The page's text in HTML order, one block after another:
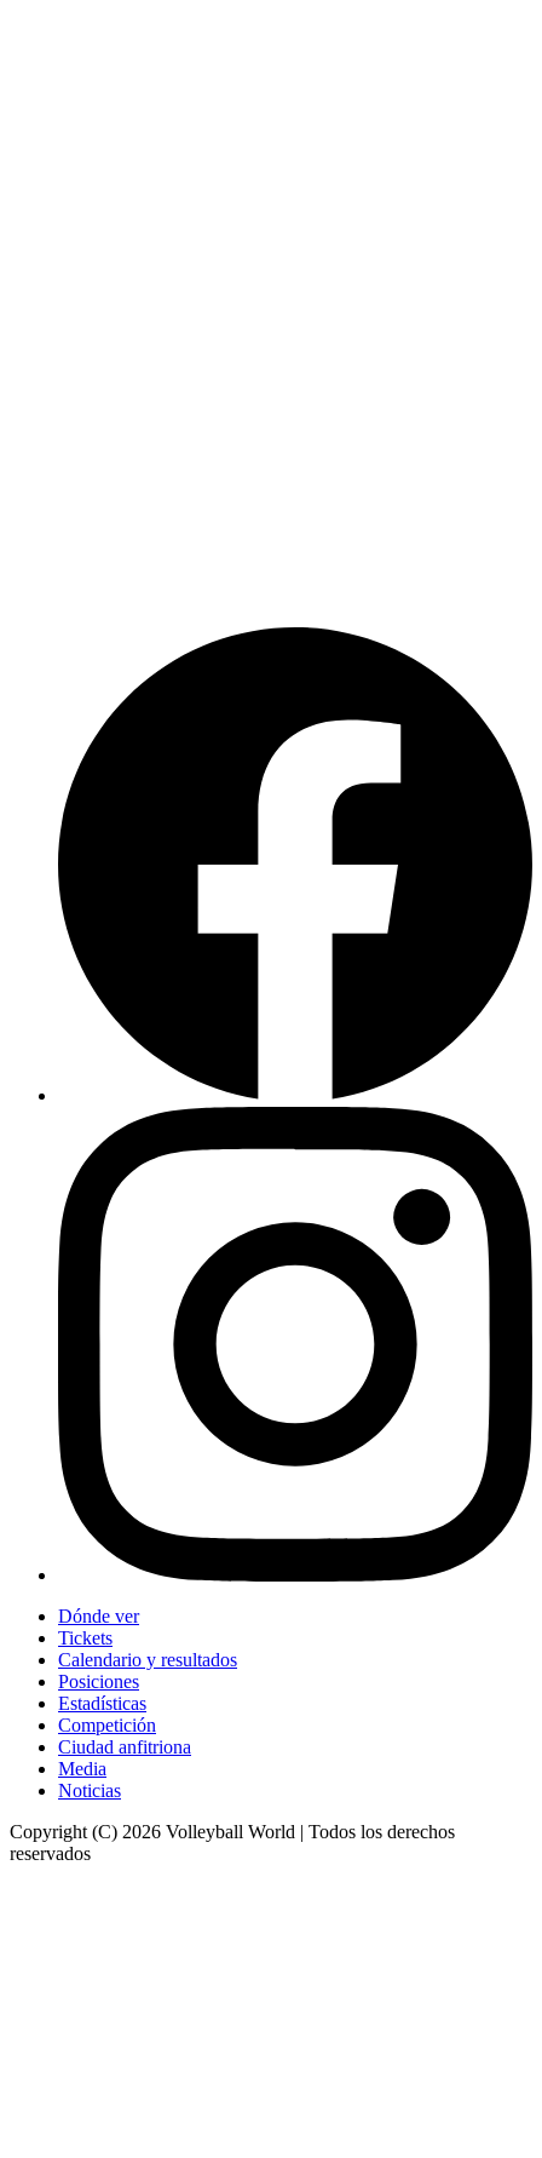
Dónde ver
Tickets
Calendario y resultados
Posiciones
Estadísticas
Competición
Ciudad anfitriona
Media
Noticias
Copyright (C) 2026 Volleyball World | Todos los derechos
reservados